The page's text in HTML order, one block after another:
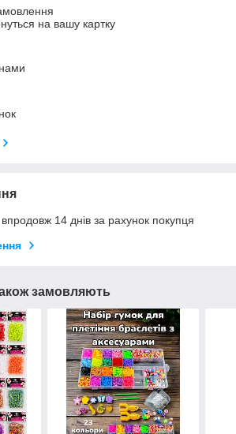
на вашу картку
14 днів за рахунок покупця
замовляють